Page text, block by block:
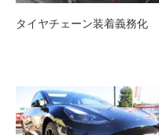
タイヤチェーン装着義務化